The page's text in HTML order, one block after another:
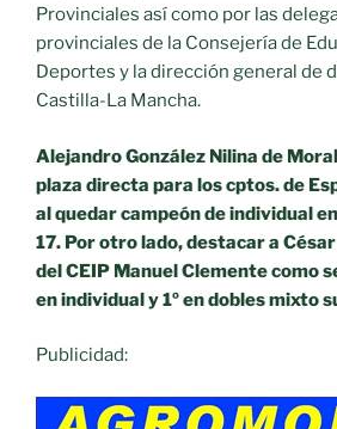
Provinciales así como por las
provinciales de la Consejería de
Deportes y la dirección general de
Castilla-La Mancha.
Alejandro González Nilina de
plaza directa para los cptos. de
al quedar campeón de individual
17. Por otro lado, destacar a
del CEIP Manuel Clemente como
en individual y 1º en dobles mixto
Publicidad: